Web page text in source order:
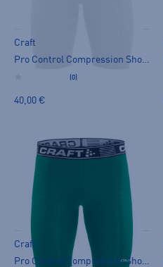
Craft
Pro Control Compression Short Tights UX - lyhyet trikoot
(0)
40,00 €
Craft
Pro Control Compression Short Tights UX - lyhyet trikoot